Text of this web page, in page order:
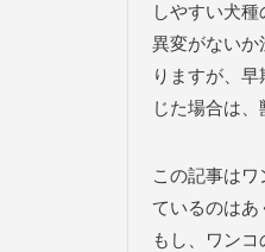
しやすい犬
異変がないか
りますが、
じた場合は
この記事は
ているのはあ
もし、ワン